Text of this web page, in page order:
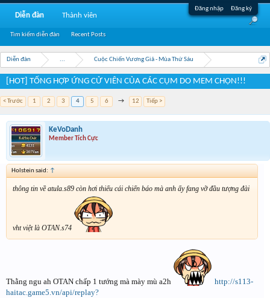
Đăng nhập Đăng ký
Diễn đàn ... Cuộc Chiến Vương Giả - Mùa Thứ Sáu
[HOT] TỔNG HỢP ỨNG CỬ VIÊN CỦA CÁC CỤM DO MEM CHỌN!!!
< Trước 1 2 3 4 5 6 → 12 Tiếp >
KeVoDanh
Member Tích Cực
Holstein said: ↑
thông tin về atula.s89 còn hơi thiếu cái chiến báo mà anh ấy fang vỡ đầu tượng đài
vht việt là OTAN.s74
Thằng ngu ah OTAN chấp 1 tướng mà mày mù a2h
http://s113-
haitac.game5.vn/api/replay?
Diễn đàn
Tìm kiếm diễn đàn Recent Posts
Thành viên